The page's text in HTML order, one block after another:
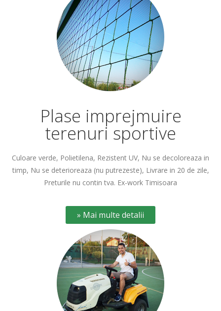
Plase imprejmuire
terenuri sportive
Culoare verde, Polietilena, Rezistent UV, Nu se decoloreaza in
timp, Nu se deterioreaza (nu putrezeste), Livrare in 20 de zile,
Preturile nu contin tva. Ex-work Timisoara
» Mai multe detalii